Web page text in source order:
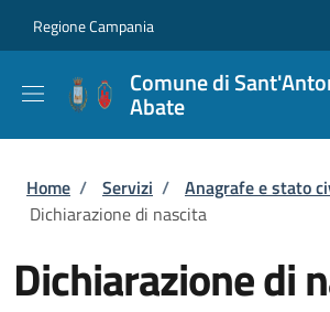
Regione Campania
Comune di
Abate
Briciole di pane
Home / Servizi / Anagrafe e stato
Dichiarazione di nascita
Dichiarazione di